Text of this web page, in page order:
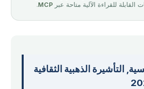
القابلة للقراءة الآلية متاحة عبر MCP
.
التأشيرة الذهبية الثقافية